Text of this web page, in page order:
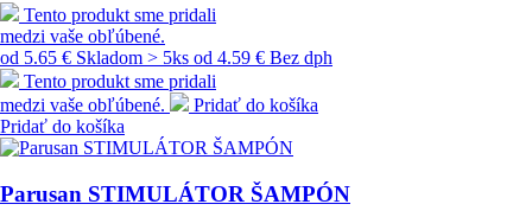
Tento produkt sme pridali
medzi vaše obľúbené.
od 5.65 € Skladom > 5ks od 4.59 € Bez dph
Tento produkt sme pridali
medzi vaše obľúbené.
Pridať do košíka
Pridať do košíka
Parusan STIMULÁTOR ŠAMPÓN